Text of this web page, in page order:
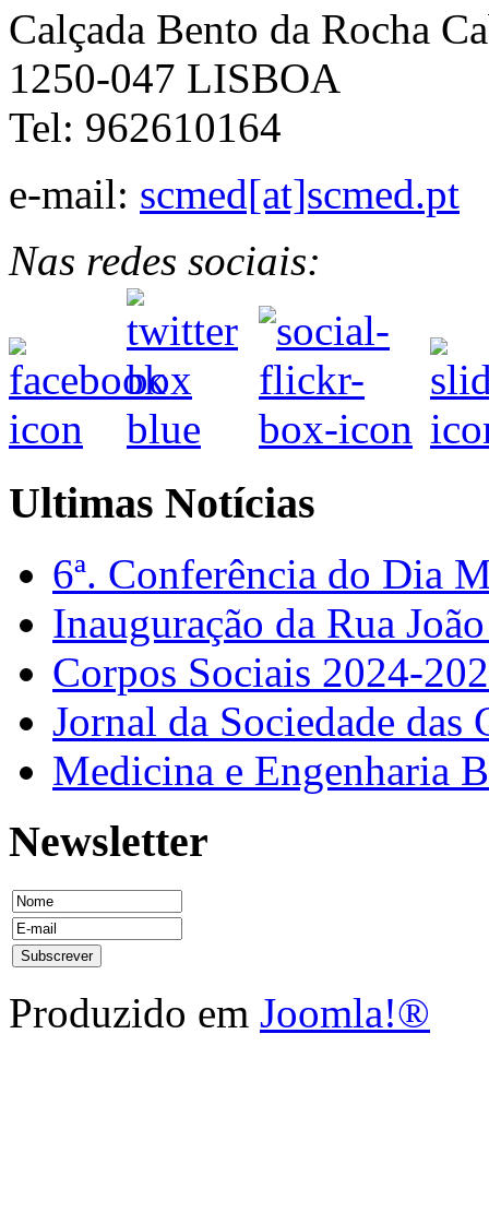
Calçada Bento da Rocha
1250-047 LISBOA
Tel: 962610164
e-mail: scmed[at]scmed.pt
Nas redes sociais:
Ultimas Notícias
6ª. Conferência do Dia
Inauguração da Rua
Corpos Sociais 2024-
Jornal da Sociedade
Medicina e Engenharia
Newsletter
Produzido em Joomla!®